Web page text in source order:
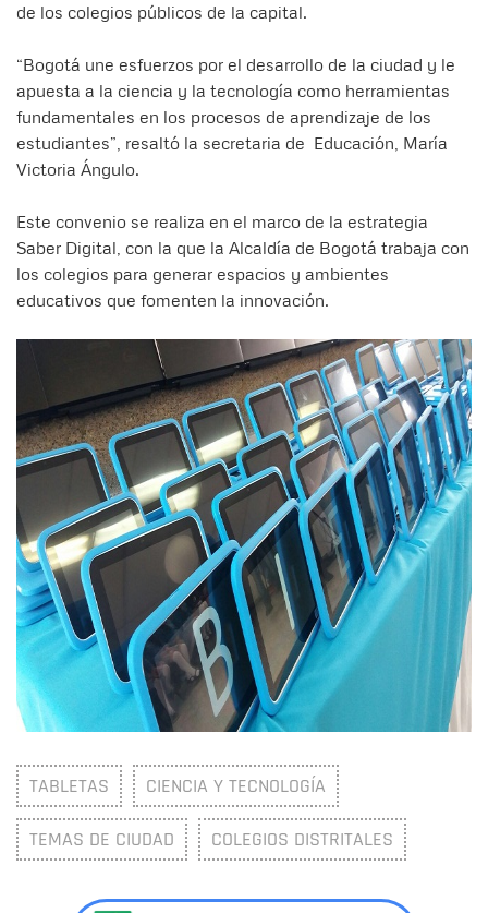
de los colegios públicos de la capital.
“Bogotá une esfuerzos por el desarrollo de la ciudad y le
apuesta a la ciencia y la tecnología como herramientas
fundamentales en los procesos de aprendizaje de los
estudiantes”, resaltó la secretaria de Educación, María
Victoria Ángulo.
Este convenio se realiza en el marco de la estrategia
Saber Digital, con la que la Alcaldía de Bogotá trabaja con
los colegios para generar espacios y ambientes
educativos que fomenten la innovación.
TABLETAS CIENCIA Y TECNOLOGÍA
TEMAS DE CIUDAD COLEGIOS DISTRITALES